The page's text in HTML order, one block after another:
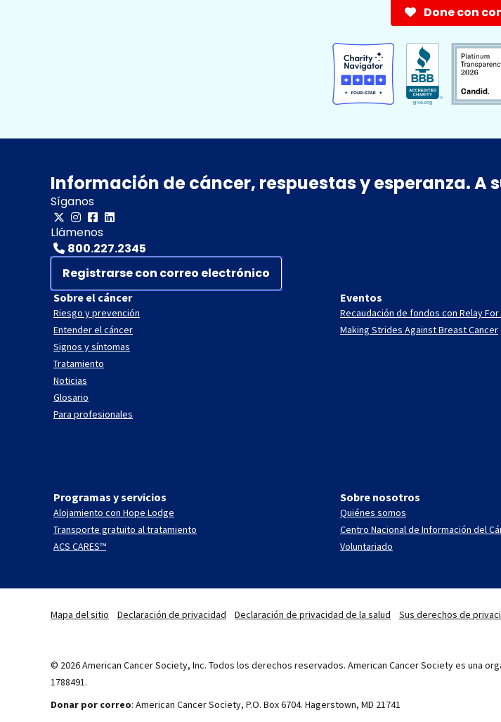
Done con
Información de cáncer, respuestas y esperanza. A
Síganos
Llámenos
800.227.2345
Registrarse con correo electrónico
Sobre el cáncer
Riesgo y prevención
Entender el cáncer
Signos y síntomas
Tratamiento
Noticias
Glosario
Para profesionales
Eventos
Recaudación de fondos con Relay For
Making Strides Against Breast Cancer
Programas y servicios
Alojamiento con Hope Lodge
Transporte gratuito al tratamiento
ACS CARES™
Sobre nosotros
Quiénes somos
Centro Nacional de Información del
Voluntariado
Mapa del sitio Declaración de privacidad Declaración de privacidad de la salud Sus derechos de
© 2026 American Cancer Society, Inc. Todos los derechos reservados. American Cancer Society es una
1788491.
Donar por correo: American Cancer Society, P.O. Box 6704. Hagerstown, MD 21741